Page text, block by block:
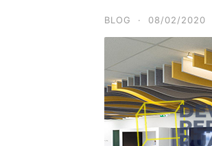
BLOG · 08/02/2020